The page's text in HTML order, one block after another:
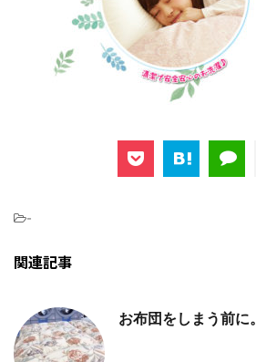
-
関連記事
お布団をしまう前に。